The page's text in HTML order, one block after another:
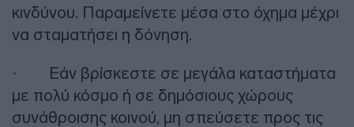
κινδύνου. Παραμείνετε μέσα στο όχημα μέχρι
να σταματήσει η δόνηση.
· Εάν βρίσκεστε σε μεγάλα καταστήματα
με πολύ κόσμο ή σε δημόσιους χώρους
συνάθροισης κοινού, μη σπεύσετε προς τις